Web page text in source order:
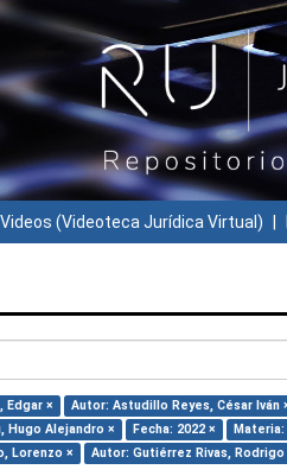
Videos (Videoteca Jurídica Virtual)
Edgar × Autor: Astudillo Reyes, César Iván
Hugo Alejandro × Fecha: 2022 ×
Materia:
Lorenzo × Autor: Gutiérrez Rivas, Rodrigo